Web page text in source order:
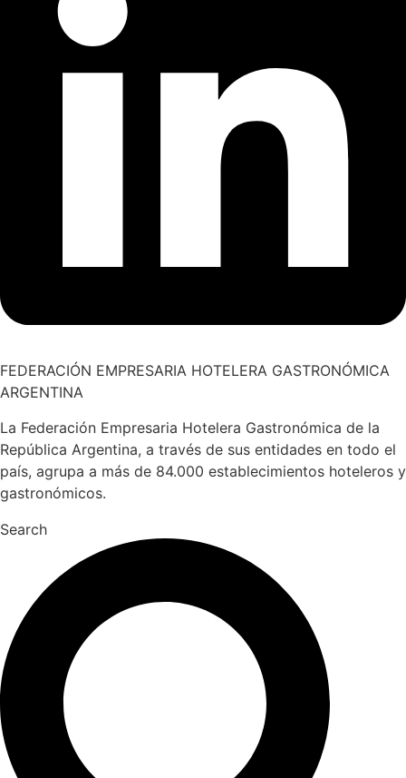
FEDERACIÓN EMPRESARIA HOTELERA GASTRONÓMICA
ARGENTINA
La Federación Empresaria Hotelera Gastronómica de la
República Argentina, a través de sus entidades en todo el
país, agrupa a más de 84.000 establecimientos hoteleros y
gastronómicos.
Search